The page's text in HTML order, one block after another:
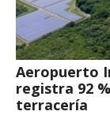
Aeropuerto
registra 92
terracería